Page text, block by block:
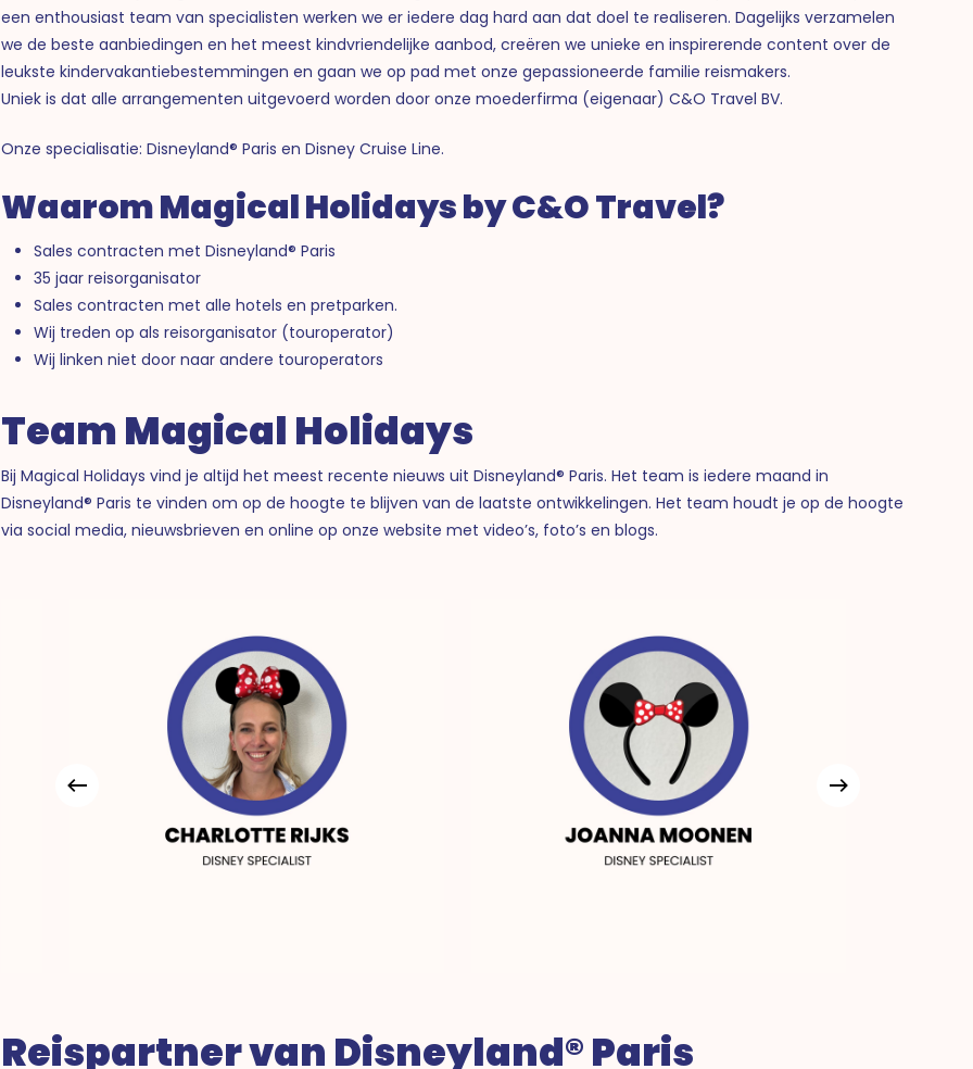
een enthousiast team van specialisten werken we er iedere dag hard aan dat doel te realiseren. Dagelijks verzamelen
we de beste aanbiedingen en het meest kindvriendelijke aanbod, creëren we unieke en inspirerende content over de
leukste kindervakantiebestemmingen en gaan we op pad met onze gepassioneerde familie reismakers.
Uniek is dat alle arrangementen uitgevoerd worden door onze moederfirma (eigenaar) C&O Travel BV.
Onze specialisatie: Disneyland® Paris en Disney Cruise Line.
Waarom Magical Holidays by C&O Travel?
Sales contracten met Disneyland® Paris
35 jaar reisorganisator
Sales contracten met alle hotels en pretparken.
Wij treden op als reisorganisator (touroperator)
Wij linken niet door naar andere touroperators
Team Magical Holidays
Bij Magical Holidays vind je altijd het meest recente nieuws uit Disneyland® Paris. Het team is iedere maand in
Disneyland® Paris te vinden om op de hoogte te blijven van de laatste ontwikkelingen. Het team houdt je op de hoogte
via social media, nieuwsbrieven en online op onze website met video’s, foto’s en blogs.
Reispartner van Disneyland® Paris